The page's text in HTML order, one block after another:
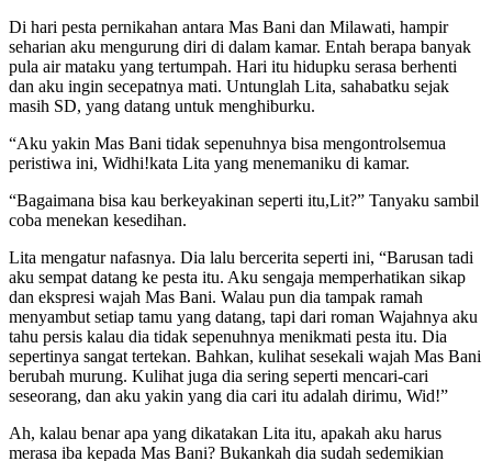
Di hari pesta pernikahan antara Mas Bani dan Milawati, hampir
seharian aku mengurung diri di dalam kamar. Entah berapa banyak
pula air mataku yang tertumpah. Hari itu hidupku serasa berhenti
dan aku ingin secepatnya mati. Untunglah Lita, sahabatku sejak
masih SD, yang datang untuk menghiburku.
“Aku yakin Mas Bani tidak sepenuhnya bisa mengontrolsemua
peristiwa ini, Widhi!kata Lita yang menemaniku di kamar.
“Bagaimana bisa kau berkeyakinan seperti itu,Lit?” Tanyaku sambil
coba menekan kesedihan.
Lita mengatur nafasnya. Dia lalu bercerita seperti ini, “Barusan tadi
aku sempat datang ke pesta itu. Aku sengaja memperhatikan sikap
dan ekspresi wajah Mas Bani. Walau pun dia tampak ramah
menyambut setiap tamu yang datang, tapi dari roman Wajahnya aku
tahu persis kalau dia tidak sepenuhnya menikmati pesta itu. Dia
sepertinya sangat tertekan. Bahkan, kulihat sesekali wajah Mas Bani
berubah murung. Kulihat juga dia sering seperti mencari-cari
seseorang, dan aku yakin yang dia cari itu adalah dirimu, Wid!”
Ah, kalau benar apa yang dikatakan Lita itu, apakah aku harus
merasa iba kepada Mas Bani? Bukankah dia sudah sedemikian